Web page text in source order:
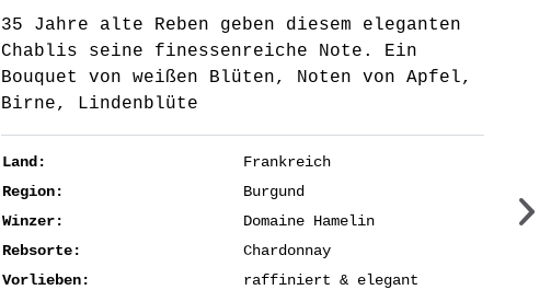
35 Jahre alte Reben geben diesem eleganten
Chablis seine finessenreiche Note. Ein
Bouquet von weißen Blüten, Noten von Apfel,
Birne, Lindenblüte
Land:
Frankreich
Region:
Burgund
Winzer:
Domaine Hamelin
Rebsorte:
Chardonnay
Vorlieben:
raffiniert & elegant